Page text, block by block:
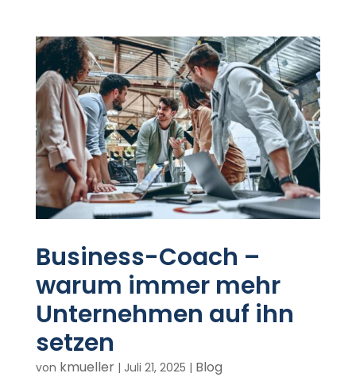
Business-Coach –
warum immer mehr
Unternehmen auf ihn
setzen
von kmueller| Juli 21, 2025 | Blog